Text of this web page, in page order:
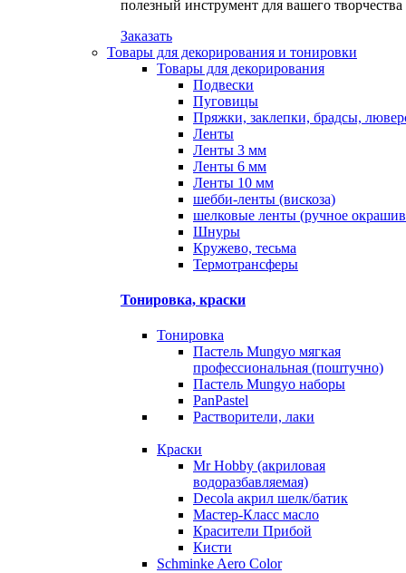
полезный инструмент для вашего творчества
Заказать
Товары для декорирования и тонировки
Товары для декорирования
Подвески
Пуговицы
Пряжки, заклепки, брадсы,
Ленты
Ленты 3 мм
Ленты 6 мм
Ленты 10 мм
шебби-ленты (вискоза)
шелковые ленты (ручное
Шнуры
Кружево, тесьма
Термотрансферы
Тонировка, краски
Тонировка
Пастель Mungyo мягкая
профессиональная (поштучно)
Пастель Mungyo наборы
PanPastel
Растворители, лаки
Краски
Mr Hobby (акриловая
водоразбавляемая)
Decola акрил шелк/батик
Мастер-Класс масло
Красители Прибой
Кисти
Schminke Aero Color